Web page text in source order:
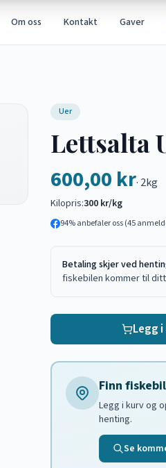
Om oss Kontakt Gaver
Uer
Lettsalta
600,00 kr· 2kg
Kilopris:300 kr/kg
94% anbefaler oss (45
Betaling skjer ved
fiskebilen kommer til
Legg
Finn
Legg i kurv og
henting.
Se